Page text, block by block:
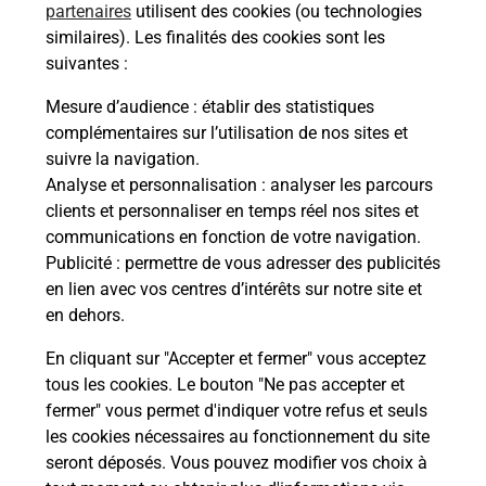
partenaires utilisent des cookies (ou technologies
similaires). Les finalités des cookies sont les
suivantes :
Mesure d’audience : établir des statistiques
complémentaires sur l’utilisation de nos sites et
suivre la navigation.
Analyse et personnalisation : analyser les parcours
clients et personnaliser en temps réel nos sites et
communications en fonction de votre navigation.
Publicité : permettre de vous adresser des publicités
en lien avec vos centres d’intérêts sur notre site et
en dehors.
En cliquant sur "Accepter et fermer" vous acceptez
tous les cookies. Le bouton "Ne pas accepter et
fermer" vous permet d'indiquer votre refus et seuls
les cookies nécessaires au fonctionnement du site
seront déposés. Vous pouvez modifier vos choix à
de la route ?
code de la route ?
Comment s'inscrire au code de la
route ?
Combien de fautes pour le code de la
route ?
En Savoir Plus sur Narbonne